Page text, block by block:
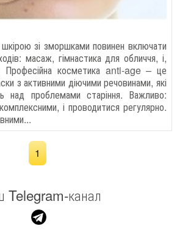
зі зморшками повинен включати
масаж, гімнастика для обличчя, і,
Професійна косметика anti-age – це
з активними діючими речовинами, які
над проблемами старіння. Важливо:
і проводитися регулярно.
1
Telegram-канал